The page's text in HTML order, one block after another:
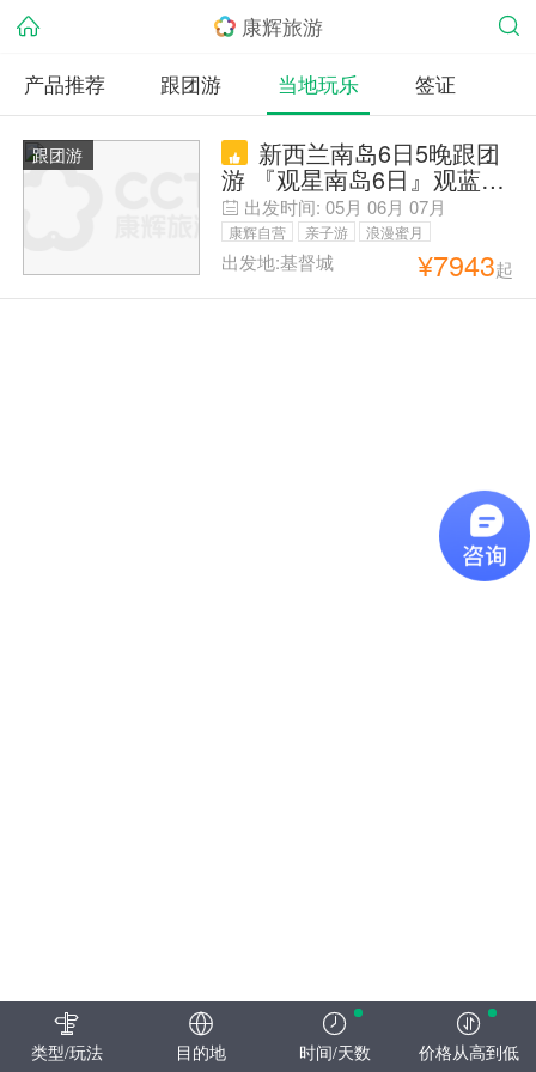
康辉旅游
产品推荐
跟团游 当地玩乐 签证
跟团游 新西兰南岛6日5晚跟团
游 『观星南岛6日』观蓝眼
企鹅，2晚升钻+送特色餐，
A线星空小镇+冰川直升
机，B线南端小镇
出发时间: 05月 06月 07月
康辉自营 亲子游
浪漫蜜月
父母安心游
出发地:基督城 ¥7943起
类型/玩法 目的地 时间/天数 价格从高到低